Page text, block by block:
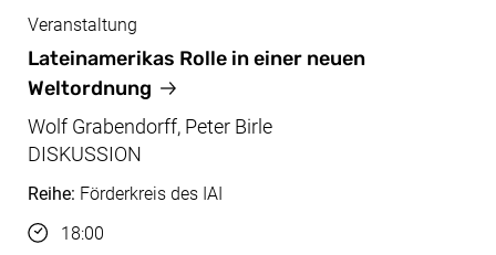
Nov, 26.11.2024
Lateinamerikas Rolle in einer neuen
Weltordnung
Veranstaltung
Wolf Grabendorff, Peter Birle
DISKUSSION
Reihe: Förderkreis des IAI
Uhrzeit
18:00